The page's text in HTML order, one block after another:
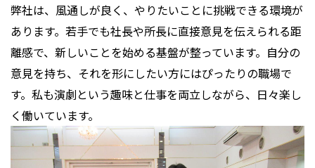
弊社は、風通しが良く、やりたいことに挑戦できる環境が
あります。若手でも社長や所長に直接意見を伝えられる距
離感で、新しいことを始める基盤が整っています。自分の
意見を持ち、それを形にしたい方にはぴったりの職場で
す。私も演劇という趣味と仕事を両立しながら、日々楽し
く働いています。